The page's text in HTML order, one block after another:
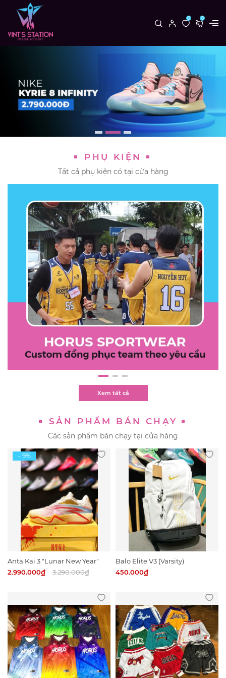
0 0
PHỤ KIỆN
Tất cả phụ kiện có tại cửa hàng
Xem tất cả
SẢN PHẨM BÁN CHẠY
Các sản phẩm bán chạy tại cửa hàng
Anta Kai 3 "Lunar New Year"
2.990.000₫
3.290.000₫
Balo Elite V3 (Varsity)
450.000₫